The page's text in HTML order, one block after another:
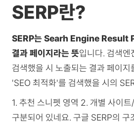
SERP란?
SERP는 Searh Engine Result
결과 페이지라는 뜻입니다. 검색엔
검색했을 시 노출되는 결과 페이지
'SEO 최적화'를 검색했을 시의
1. 추천 스니펫 영역 2. 개별 사이
구분되어 있네요. 구글 SERP의 구